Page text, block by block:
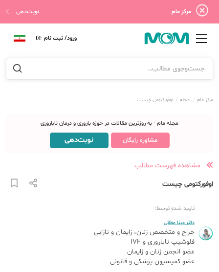
مرکز مام نوبت‌دهی
ورود/ ثبت نام
مرکز مام مجله اوفورکتومی چیست
مجله مام - به روزترین مقالات در حوزه باروری و درمان ناباروری
مشاوره رایگان نوبت‌دهی
مشاهده فهرست مطالب
اوفورکتومی چیست
تایید شده توسط:
دکتر مینا عطائی
جراح و متخصص زنان، زایمان و نازایی
فلوشیپ ناباروری و IVF
عضو انجمن زنان و زایمان
عضو کمیسیون پزشکی و قانونی